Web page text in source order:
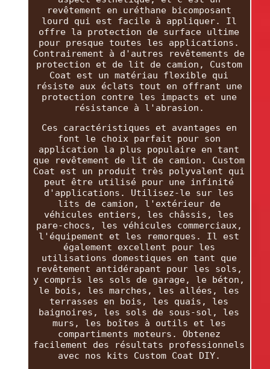
revêtement en uréthane bicomposant
lourd qui est facile à appliquer. Il
offre la protection de surface ultime
pour presque toutes les applications.
Contrairement à d'autres revêtements de
protection et de lit de camion, Custom
Coat est un matériau flexible qui
résiste aux éclats tout en offrant une
protection contre les impacts et une
résistance à l'abrasion.
Ces caractéristiques et avantages en
font le choix parfait pour son
application la plus populaire en tant
que revêtement de lit de camion. Custom
Coat est un produit très polyvalent qui
peut être utilisé pour une infinité
d'applications. Utilisez-le sur les
lits de camion, l'extérieur de
véhicules entiers, les châssis, les
pare-chocs, les véhicules commerciaux,
l'équipement et les remorques. Il est
également excellent pour les
utilisations domestiques en tant que
revêtement antidérapant pour les sols,
y compris les sols de garage, le béton,
le bois, les marches, les allées, les
terrasses en bois, les quais, les
baignoires, les sols de sous-sol, les
murs, les boîtes à outils et les
compartiments moteurs. Obtenez
facilement des résultats professionnels
avec nos kits Custom Coat DIY.